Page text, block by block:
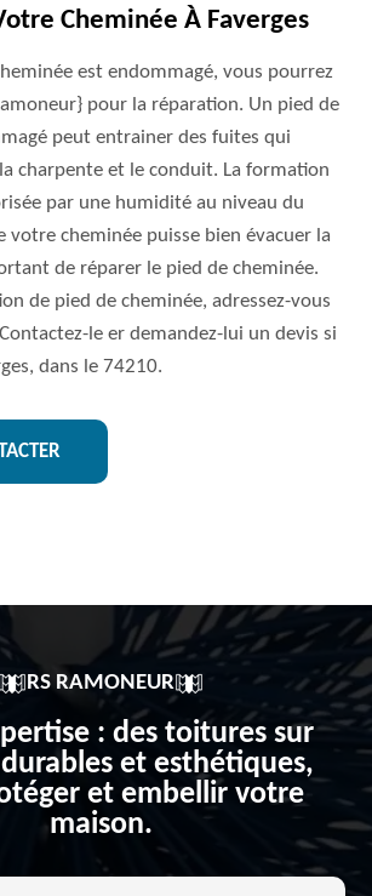
Cheminée À Faverges
est endommagé, vous pourrez
pour la réparation. Un pied de
peut entrainer des fuites qui
charpente et le conduit. La formation
par une humidité au niveau du
votre cheminée puisse bien évacuer la
de réparer le pied de cheminée.
de pied de cheminée, adressez-vous
le er demandez-lui un devis si
dans le 74210.
RS RAMONEUR
: des toitures sur
et esthétiques,
et embellir votre
maison.